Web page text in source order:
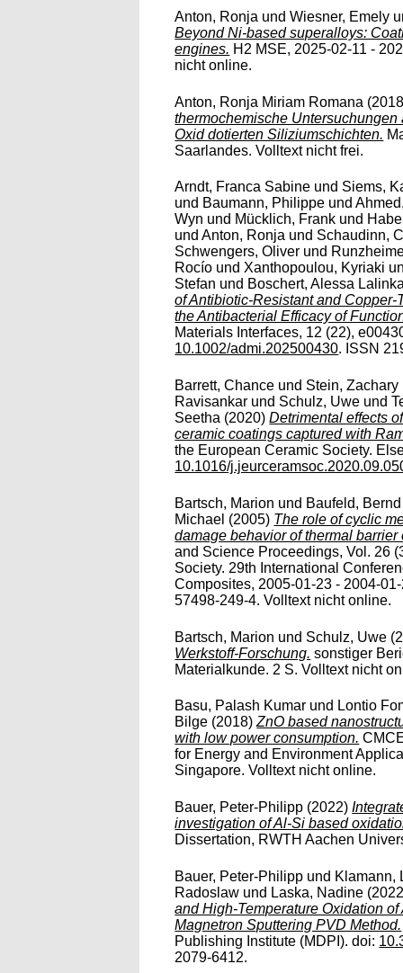
Anton, Ronja undWiesner, Emely
Beyond Ni-based superalloys:
engines. H2 MSE, 2025-02-11 -
nicht online.
Anton, Ronja Miriam Romana
thermochemische
Oxid dotierten Siliziumschichten.
Saarlandes. Volltext nicht frei.
Arndt, Franca Sabine und Siems,
und Baumann, Philippe und
Wyn und Mücklich, Frank und
undAnton, Ronja und Schaudinn,
Schwengers, Oliver und
Rocío und Xanthopoulou, Kyriaki
Stefan und Boschert, Alessa
of Antibiotic‐Resistant and
the Antibacterial Efficacy of
Materials Interfaces, 12 (22),
10.1002/admi.202500430. ISSN
Barrett, Chance und Stein, Zachary
Ravisankar und Schulz, Uwe und
Seetha (2020)Detrimental effects
ceramic coatings captured with
the European Ceramic Society.
10.1016/
Bartsch, Marion und Baufeld, Bernd
Michael (2005) The role of cyclic
damage behavior of thermal barrier
and Science Proceedings, Vol. 26
Society. 29th International
Composites, 2005-01-23 - 2004-
57498-249-4. Volltext nicht online.
Bartsch, Marion und Schulz, Uwe
Werkstoff-Forschung. sonstiger
Materialkunde. 2 S. Volltext nicht
Basu, Palash Kumar und Lontio
Bilge (2018)ZnO based
with low power consumption.
for Energy and Environment
Singapore. Volltext nicht online.
Bauer, Peter-Philipp (2022)
investigation of Al-Si based
Dissertation, RWTH Aachen
Bauer, Peter-Philipp und Klamann,
Radoslaw und Laska, Nadine
and High-Temperature Oxidation
Magnetron Sputtering PVD Method.
Publishing Institute (MDPI). doi:
2079-6412.